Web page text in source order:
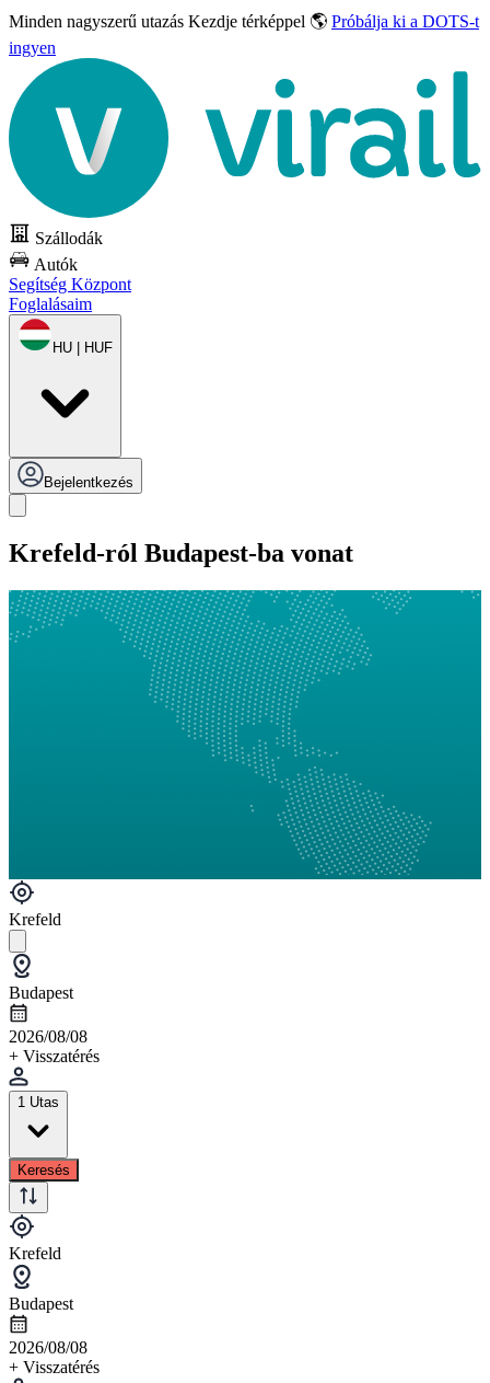
Minden nagyszerű utazás Kezdje térképpel 🌎 Próbálja ki a DOTS-t
ingyen
Szállodák
Autók
Segítség Központ
Foglalásaim
HU | HUF
Bejelentkezés
Krefeld-ról Budapest-ba vonat
Krefeld
Budapest
2026/08/08
+ Visszatérés
1 Utas
Keresés
Krefeld
Budapest
2026/08/08
+ Visszatérés